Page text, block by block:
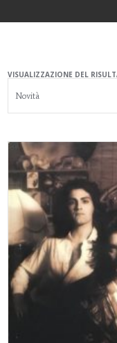
VISUALIZZAZIONE DEL